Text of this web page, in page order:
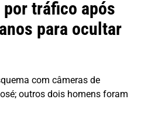
tráfico após
para ocultar
com câmeras de
outros dois homens foram